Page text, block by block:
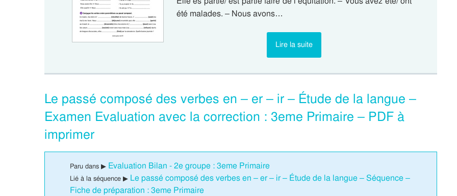
été malades. – Nous avons…
Lire la suite
Le passé composé des verbes en – er – ir – Étude de la langue –
Examen Evaluation avec la correction : 3eme Primaire – PDF à
imprimer
Paru dans ▶ Evaluation Bilan - 2e groupe : 3eme Primaire
Lié à la séquence ▶ Le passé composé des verbes en – er – ir – Étude de la langue – Séquence –
Fiche de préparation : 3eme Primaire